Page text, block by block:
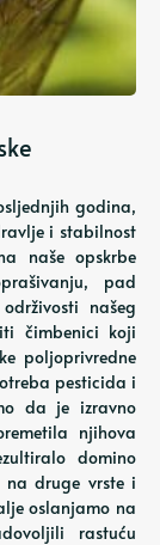
godina,
i stabilnost
naše opskrbe
pad
našeg
čimbenici koji
poljoprivredne
pesticida i
da je izravno
njihova
domino
na druge vrste i
oslanjamo na
rastuću